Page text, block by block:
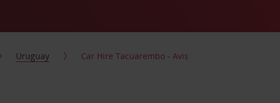
Uruguay Car Hire Tacuarembo - Avis